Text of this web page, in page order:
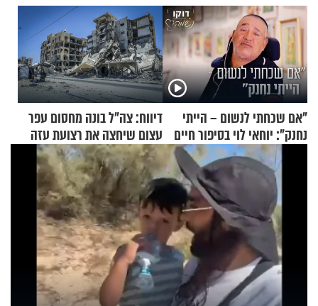
"אם שכחתי לנשום – הייתי
נחנק": יוחאי לוי בסיפור חיים
מעורר השראה
דיווח: צה"ל בונה מחסום עפר
עצום שיחצה את רצועת עזה
לשניים